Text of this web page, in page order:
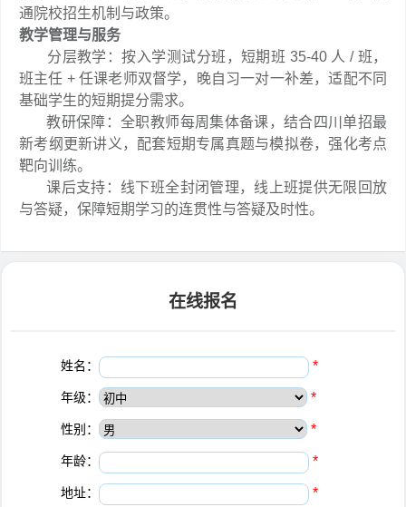
通院校招生机制与政策。
教学管理与服务
分层教学：按入学测试分班，短期班 35-40 人 / 班，
班主任 + 任课老师双督学，晚自习一对一补差，适配不同
基础学生的短期提分需求。
教研保障：全职教师每周集体备课，结合四川单招最
新考纲更新讲义，配套短期专属真题与模拟卷，强化考点
靶向训练。
课后支持：线下班全封闭管理，线上班提供无限回放
与答疑，保障短期学习的连贯性与答疑及时性。
在线报名
姓名： *
年级： *
性别： *
年龄： *
地址： *